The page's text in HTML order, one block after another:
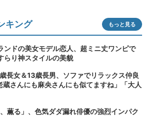
キング もっと見る
ンドの美女モデル恋人、超ミニ丈ワンピで
り神スタイルの美貌
長女＆13歳長男、ソファでリラックス仲良
さんにも麻央さんにも似てますね」「大人
薫る」、色気ダダ漏れ俳優の強烈インパク